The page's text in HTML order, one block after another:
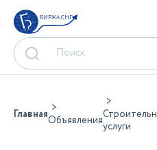
БИРЖА СНГ
ГлавнаяОбъявленияуслуги